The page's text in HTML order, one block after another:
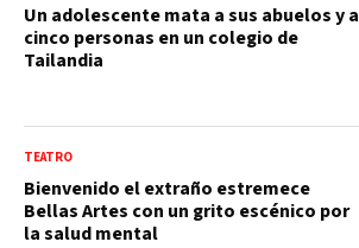
Un adolescente mata a sus abuelos y a
cinco personas en un colegio de
Tailandia
TEATRO
Bienvenido el extraño estremece
Bellas Artes con un grito escénico por
la salud mental